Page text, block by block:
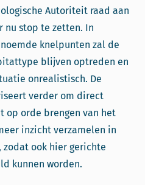
Autoriteit raad aan
nu stop te zetten. In
knelpunten zal de
blijven optreden en
onrealistisch. De
verder om direct
op orde brengen van het
inzicht verzamelen in
ook hier gerichte
kunnen worden.